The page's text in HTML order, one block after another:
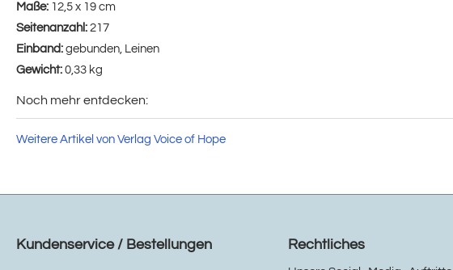
Maße: 12,5 x 19 cm
Seitenanzahl: 217
Einband: gebunden, Leinen
Gewicht: 0,33 kg
Noch mehr entdecken:
Weitere Artikel von Verlag Voice of Hope
Kundenservice / Bestellungen Rechtliches